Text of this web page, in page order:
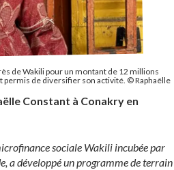
de Wakili pour un montant de 12 millions
permis de diversifier son activité. © Raphaëlle
Constant à Conakry en
sociale Wakili incubée par
a développé un programme de terrain